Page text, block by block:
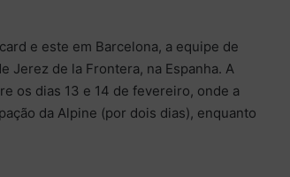
e este em Barcelona, a equipe de
Jerez de la Frontera, na Espanha. A
os dias 13 e 14 de fevereiro, onde a
da Alpine (por dois dias), enquanto